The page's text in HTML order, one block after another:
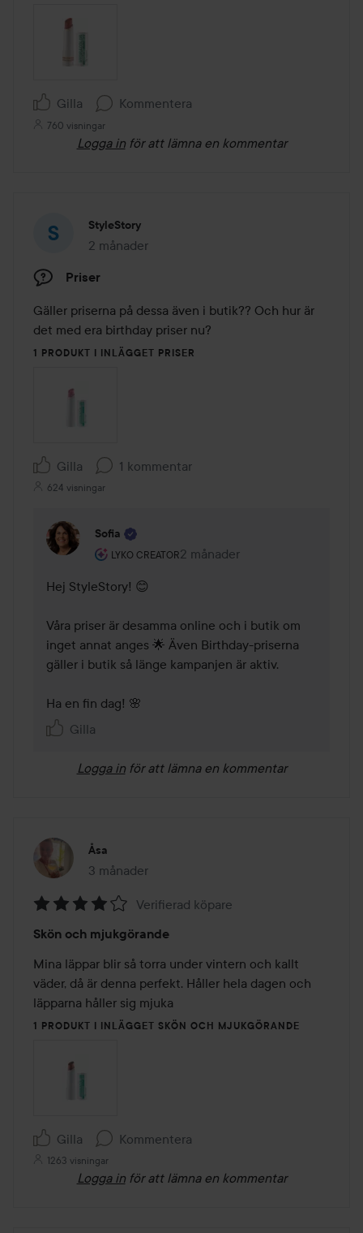
Gilla Kommentera
760 visningar
Logga in för att lämna en kommentar
StyleStory
2 månader
Inlägget skapades 2 månader
Priser
Gäller priserna på dessa även i butik?? Och hur är
det med era birthday priser nu?
1 PRODUKT I INLÄGGET PRISER
Gilla 1 kommentar
624 visningar
Sofia
LYKO CREATOR
Användarens roll: Lyko Creator.
2 månader
Kommentaren lades 2 månader
Hej StyleStory! 😊
Våra priser är desamma online och i butik om
inget annat anges 🌟 Även Birthday-priserna
gäller i butik så länge kampanjen är aktiv.
Ha en fin dag! 🌸
Gilla
Logga in för att lämna en kommentar
Åsa
3 månader
Inlägget skapades 3 månader
4
av
5
Verifierad köpare
Skön och mjukgörande
Mina läppar blir så torra under vintern och kallt
väder, då är denna perfekt. Håller hela dagen och
läpparna håller sig mjuka
1 PRODUKT I INLÄGGET SKÖN OCH MJUKGÖRANDE
Gilla Kommentera
1263 visningar
Logga in för att lämna en kommentar